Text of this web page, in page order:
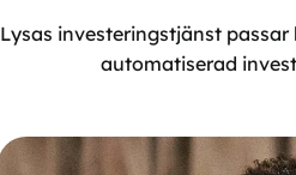
Lysas investeringstjänst
automatiserad